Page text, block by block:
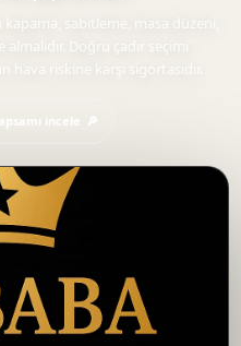
sabitleme, masa düzeni,
Doğru çadır seçimi
riskine karşı sigortasıdır.
incele